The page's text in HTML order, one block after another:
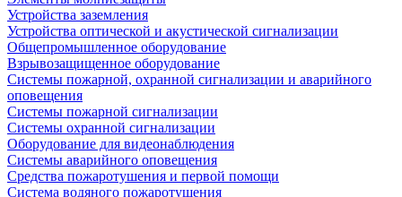
Устройства заземления
Устройства оптической и акустической сигнализации
Общепромышленное оборудование
Взрывозащищенное оборудование
Системы пожарной, охранной сигнализации и аварийного
оповещения
Системы пожарной сигнализации
Системы охранной сигнализации
Оборудование для видеонаблюдения
Системы аварийного оповещения
Средства пожаротушения и первой помощи
Система водяного пожаротушения